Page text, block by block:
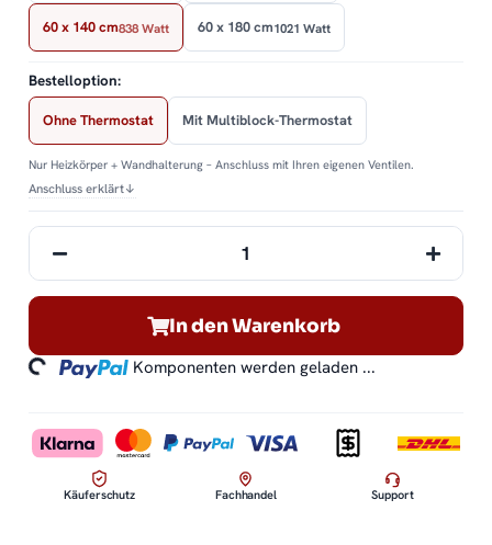
60 x 140 cm838 Watt 60 x 180 cm1021 Watt
Bestelloption:
Ohne Thermostat Mit Multiblock-Thermostat
Nur Heizkörper + Wandhalterung – Anschluss mit Ihren eigenen Ventilen.
Anschluss erklärt↓
In den Warenkorb
Komponenten werden geladen ...
Käuferschutz Fachhandel Support